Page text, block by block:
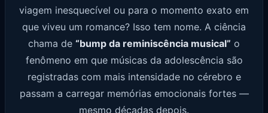
viagem inesquecível ou para o momento exato em
que viveu um romance? Isso tem nome. A ciência
chama de “bump da reminiscência musical” o
fenômeno em que músicas da adolescência são
registradas com mais intensidade no cérebro e
passam a carregar memórias emocionais fortes —
mesmo décadas depois.